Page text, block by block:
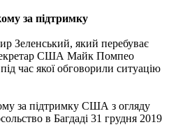
за підтримку
Зеленський, який перебуває
США Майк Помпео
час якої обговорили ситуацію
за підтримку США з огляду
в Багдаді 31 грудня 2019